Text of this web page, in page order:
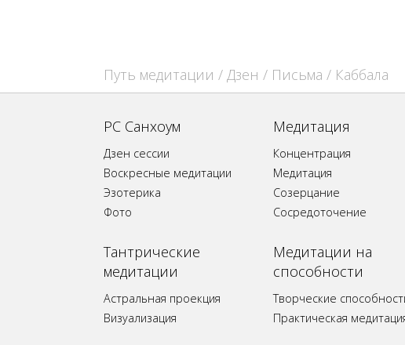
Путь медитации / Дзен / Письма / Каббала
РС Санхоум
Дзен сессии
Воскресные медитации
Эзотерика
Фото
Медитация
Концентрация
Медитация
Созерцание
Сосредоточение
Tантрические
медитации
Астральная проекция
Визуализация
Медитации на
способности
Творческие
Практическая